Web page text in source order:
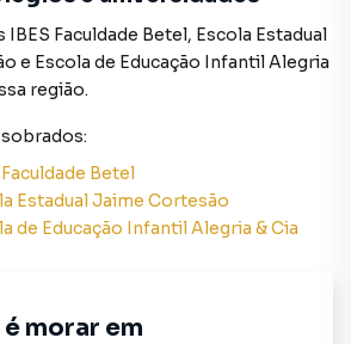
conta com 2 vagas de
e 2 descobertas, garantindo a
para todos os seus veículos. O
segurança adicional,
Acabamento de Qualidade em
detalhe foi cuidadosamente
IBES Faculdade Betel, Escola Estadual
e Escola de Educação Infantil Alegria
região.
sobrados:
Faculdade Betel
Estadual Jaime Cortesão
de Educação Infantil Alegria & Cia
morar em